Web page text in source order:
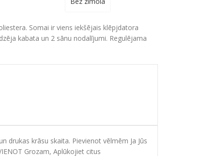
Somai ir viens iekšējais klēpjdatora
kabata un 2 sānu nodalījumi. Regulējama
drukas krāsu skaita. Pievienot vēlmēm Ja Jūs
Grozam, Aplūkojiet citus